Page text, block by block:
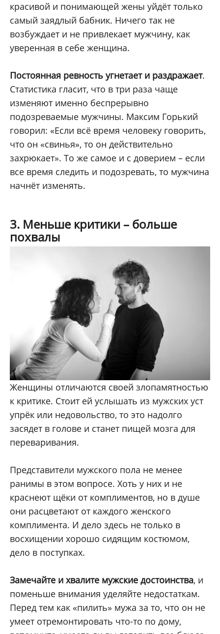
красивой и понимающей жены уйдёт только
самый заядлый бабник. Ничего так не
возбуждает и не привлекает мужчину, как
уверенная в себе женщина.
Постоянная ревность угнетает и раздражает.
Статистика гласит, что в три раза чаще
изменяют именно беспрерывно
подозреваемые мужчины. Максим Горький
говорил: «Если всё время человеку говорить,
что он «свинья», то он действительно
захрюкает». То же самое и с доверием – если
все время следить и подозревать, то мужчина
начнёт изменять.
3. Меньше критики – больше
похвалы
Женщины отличаются своей злопамятностью
к критике. Стоит ей услышать из мужских уст
упрёк или недовольство, то это надолго
засядет в голове и станет пищей мозга для
переваривания.
Представители мужского пола не менее
ранимы в этом вопросе. Хоть у них и не
краснеют щёки от комплиментов, но в душе
они расцветают от каждого женского
комплимента. И дело здесь не только в
восхищении хорошо сидящим костюмом,
дело в поступках.
Замечайте и хвалите мужские достоинства, и
поменьше внимания уделяйте недостаткам.
Перед тем как «пилить» мужа за то, что он не
умеет отремонтировать что-то по дому,